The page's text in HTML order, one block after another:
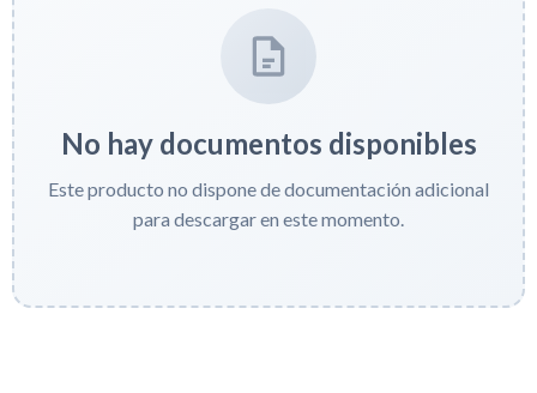
No hay documentos disponibles
Este producto no dispone de documentación adicional
para descargar en este momento.